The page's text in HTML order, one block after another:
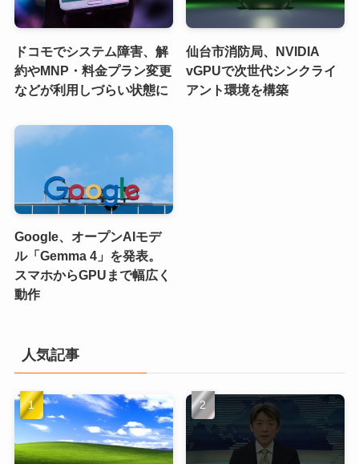
ドコモでシステム障害、解
約やMNP・料金プラン変更
などが利用しづらい状態に
仙台市消防局、NVIDIA
vGPUで次世代シンクライ
アント環境を構築
Google、オープンAIモデ
ル「Gemma 4」を発表。
スマホからGPUまで幅広く
動作
人気記事